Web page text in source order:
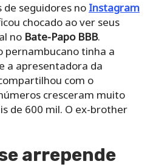
de seguidores no Instagram
chocado ao ver seus
no Bate-Papo BBB.
pernambucano tinha a
a apresentadora da
com o
cresceram muito
de 600 mil. O ex-brother
arrepende